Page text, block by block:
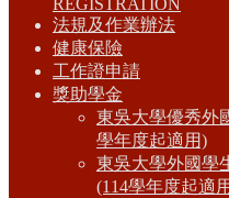
REGISTRATION
法規及作業辦法
健康保險
工作證申請
獎助學金
東吳大學優秀外
學年度起適用)
東吳大學外國學
(114學年度起適